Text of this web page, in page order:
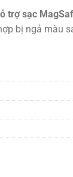
trợ sạc
bị ngả màu